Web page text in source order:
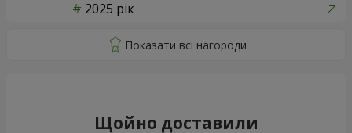
2025 рік
Щойно доставили